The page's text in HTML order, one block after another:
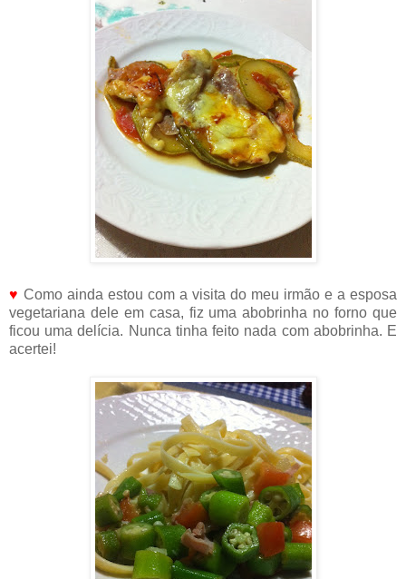
♥ Como ainda estou com a visita do meu irmão e a esposa
vegetariana dele em casa, fiz uma abobrinha no forno que
ficou uma delícia. Nunca tinha feito nada com abobrinha. E
acertei!